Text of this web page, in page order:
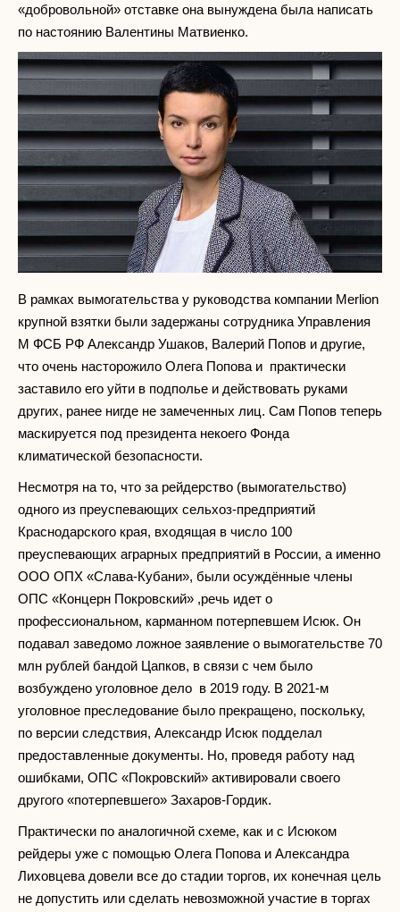
«добровольной» отставке она вынуждена была написать
по настоянию Валентины Матвиенко.
В рамках вымогательства у руководства компании Merlion
крупной взятки были задержаны сотрудника Управления
М ФСБ РФ Александр Ушаков, Валерий Попов и другие,
что очень насторожило Олега Попова и практически
заставило его уйти в подполье и действовать руками
других, ранее нигде не замеченных лиц. Сам Попов теперь
маскируется под президента некоего Фонда
климатической безопасности.
Несмотря на то, что за рейдерство (вымогательство)
одного из преуспевающих сельхоз-предприятий
Краснодарского края, входящая в число 100
преуспевающих аграрных предприятий в России, а именно
ООО ОПХ «Слава-Кубани», были осуждённые члены
ОПС «Концерн Покровский» ,речь идет о
профессиональном, карманном потерпевшем Исюк. Он
подавал заведомо ложное заявление о вымогательстве 70
млн рублей бандой Цапков, в связи с чем было
возбуждено уголовное дело в 2019 году. В 2021-м
уголовное преследование было прекращено, поскольку,
по версии следствия, Александр Исюк подделал
предоставленные документы. Но, проведя работу над
ошибками, ОПС «Покровский» активировали своего
другого «потерпевшего» Захаров-Гордик.
Практически по аналогичной схеме, как и с Исюком
рейдеры уже с помощью Олега Попова и Александра
Лиховцева довели все до стадии торгов, их конечная цель
не допустить или сделать невозможной участие в торгах